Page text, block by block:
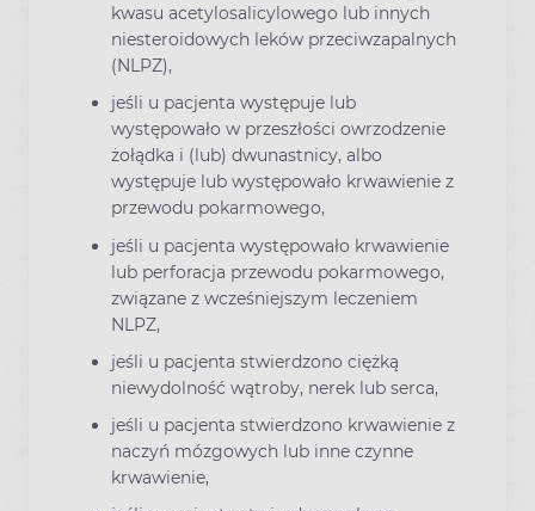
kwasu acetylosalicylowego lub innych
niesteroidowych leków przeciwzapalnych
(NLPZ),
jeśli u pacjenta występuje lub
występowało w przeszłości owrzodzenie
żołądka i (lub) dwunastnicy, albo
występuje lub występowało krwawienie z
przewodu pokarmowego,
jeśli u pacjenta występowało krwawienie
lub perforacja przewodu pokarmowego,
związane z wcześniejszym leczeniem
NLPZ,
jeśli u pacjenta stwierdzono ciężką
niewydolność wątroby, nerek lub serca,
jeśli u pacjenta stwierdzono krwawienie z
naczyń mózgowych lub inne czynne
krwawienie,